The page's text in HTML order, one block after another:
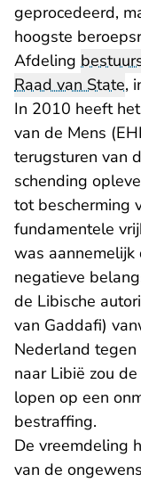
geprocedeerd,
hoogste
Afdeling
Raad van State,
In 2010 heeft
van de Mens
terugsturen van
schending
tot bescherming
fundamentele
was
negatieve
de Libische
van Gaddafi)
Nederland
naar Libië zou
lopen op een
bestraffing.
De vreemdeling
van de